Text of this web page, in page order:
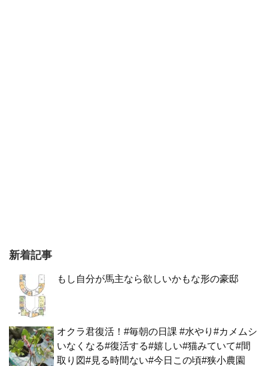
新着記事
もし自分が馬主なら欲しいかもな形の豪邸
オクラ君復活！#毎朝の日課 #水やり#カメムシ
いなくなる#復活する#嬉しい#猫みていて#間
取り図#見る時間ない#今日この頃#狭小農園